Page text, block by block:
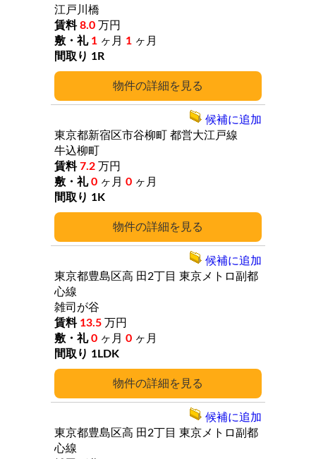
詳細
江戸川橋
8.0 万円
1 ヶ月 1 ヶ月
1R
詳細
東京都新宿区市谷柳町 都営大江戸線
牛込柳町
7.2 万円
0 ヶ月 0 ヶ月
1K
候補に追加
詳細
東京都豊島区高 田2丁目 東京メトロ副都
心線
雑司が谷
13.5 万円
0 ヶ月 0 ヶ月
1LDK
候補に追加
東京都豊島区高 田2丁目 東京メトロ副都
心線
候補に追加